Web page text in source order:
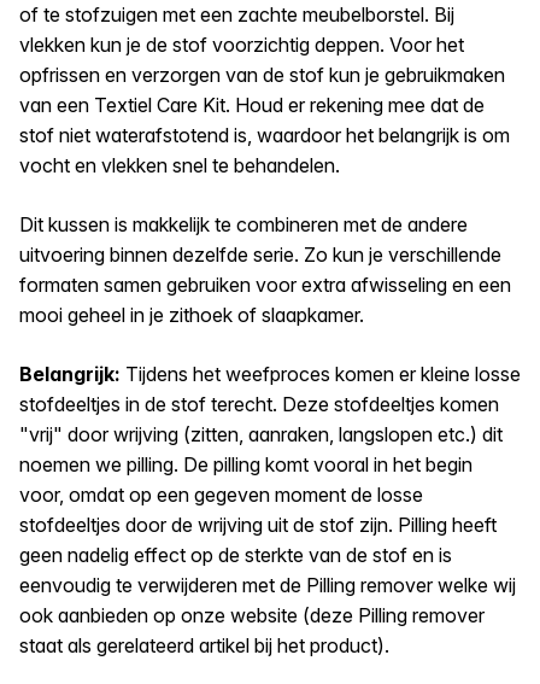
of te stofzuigen met een zachte meubelborstel. Bij
vlekken kun je de stof voorzichtig deppen. Voor het
opfrissen en verzorgen van de stof kun je gebruikmaken
van een Textiel Care Kit. Houd er rekening mee dat de
stof niet waterafstotend is, waardoor het belangrijk is om
vocht en vlekken snel te behandelen.
Dit kussen is makkelijk te combineren met de andere
uitvoering binnen dezelfde serie. Zo kun je verschillende
formaten samen gebruiken voor extra afwisseling en een
mooi geheel in je zithoek of slaapkamer.
Belangrijk: Tijdens het weefproces komen er kleine losse
stofdeeltjes in de stof terecht. Deze stofdeeltjes komen
"vrij" door wrijving (zitten, aanraken, langslopen etc.) dit
noemen we pilling. De pilling komt vooral in het begin
voor, omdat op een gegeven moment de losse
stofdeeltjes door de wrijving uit de stof zijn. Pilling heeft
geen nadelig effect op de sterkte van de stof en is
eenvoudig te verwijderen met de Pilling remover welke wij
ook aanbieden op onze website (deze Pilling remover
staat als gerelateerd artikel bij het product).